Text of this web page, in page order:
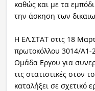
καθώς και με τα
την άσκηση των
Η ΕΛ.ΣΤΑΤ στις 18
πρωτοκόλλου 3014/
Ομάδα Εργου για
τις στατιστικές στον
καταλήξει σε σχετικό